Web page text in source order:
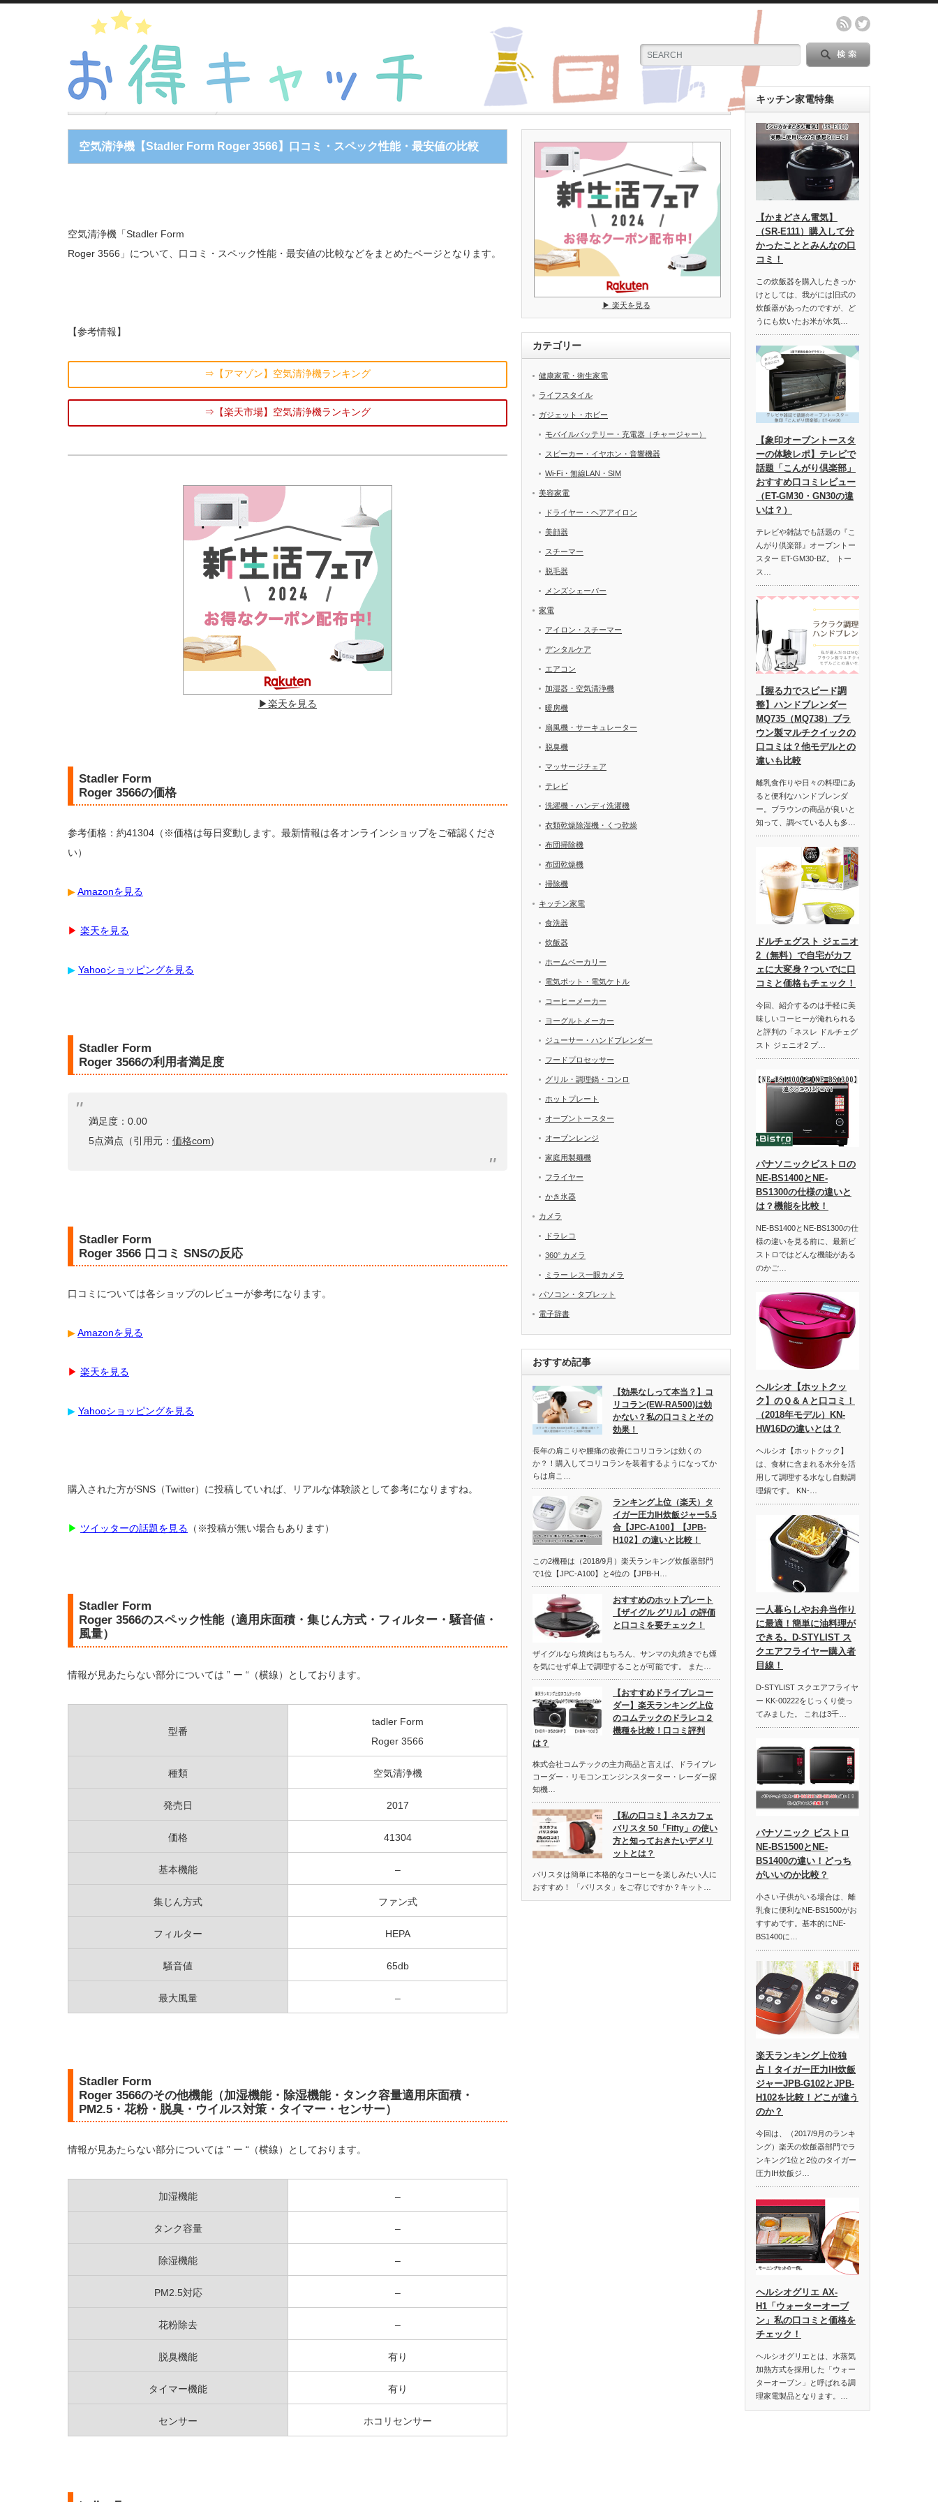
加湿器・空気清浄機 空気清浄機【Stadler Form Roger 3566】口コミ・スペック性能・最安値の比較
空気清浄機【Stadler Form Roger 3566】口コミ・スペック性能・最安値の比較
空気清浄機「Stadler Form
Roger 3566」について、口コミ・スペック性能・最安値の比較などをまとめたページとなります。
【参考情報】
⇒【アマゾン】空気清浄機ランキング
⇒【楽天市場】空気清浄機ランキング
▶︎楽天を見る
Stadler Form
Roger 3566の価格
参考価格：約41304（※価格は毎日変動します。最新情報は各オンラインショップをご確認くださ
い）
▶︎Amazonを見る
▶︎ 楽天を見る
▶︎ Yahooショッピングを見る
Stadler Form
Roger 3566の利用者満足度
満足度：0.00
5点満点（引用元： 価格com)
Stadler Form
Roger 3566 口コミ SNSの反応
口コミについては各ショップのレビューが参考になります。
▶︎Amazonを見る
▶︎ 楽天を見る
▶︎ Yahooショッピングを見る
購入された方がSNS（Twitter）に投稿していれば、リアルな体験談として参考になりますね。
▶︎ ツイッターの話題を見る （※投稿が無い場合もあります）
Stadler Form
Roger 3566のスペック性能（適用床面積・集じん方式・フィルター・騒音値・
風量）
情報が見あたらない部分については ” ー “（横線）としております。
型番
tadler Form
Roger 3566
種類 空気清浄機
発売日 2017
価格 41304
基本機能 –
集じん方式 ファン式
フィルター HEPA
騒音値 65db
最大風量 –
Stadler Form
Roger 3566のその他機能（加湿機能・除湿機能・タンク容量適用床面積・
PM2.5・花粉・脱臭・ウイルス対策・タイマー・センサー）
情報が見あたらない部分については ” ー “（横線）としております。
加湿機能 –
タンク容量 –
除湿機能 –
PM2.5対応 –
花粉除去 –
脱臭機能 有り
タイマー機能 有り
センサー ホコリセンサー
▶︎ 楽天を見る
カテゴリー
健康家電・衛生家電
ライフスタイル
ガジェット・ホビー
モバイルバッテリー・充電器（チャージャー）
スピーカー・イヤホン・音響機器
Wi-Fi・無線LAN・SIM
美容家電
ドライヤー・ヘアアイロン
美顔器
スチーマー
脱毛器
メンズシェーバー
家電
アイロン・スチーマー
デンタルケア
エアコン
加湿器・空気清浄機
暖房機
扇風機・サーキュレーター
脱臭機
マッサージチェア
テレビ
洗濯機・ハンディ洗濯機
衣類乾燥除湿機・くつ乾燥
布団掃除機
布団乾燥機
掃除機
キッチン家電
食洗器
炊飯器
ホームベーカリー
電気ポット・電気ケトル
コーヒーメーカー
ヨーグルトメーカー
ジューサー・ハンドブレンダー
フードプロセッサー
グリル・調理鍋・コンロ
ホットプレート
オーブントースター
オーブンレンジ
家庭用製麺機
フライヤー
かき氷器
カメラ
ドラレコ
360° カメラ
ミラー レス一眼カメラ
パソコン・タブレット
電子辞書
おすすめ記事
【効果なしって本当？】コ
リコラン(EW-RA500)は効
かない？私の口コミとその
効果！
長年の肩こりや腰痛の改善にコリコランは効くの
か？！購入してコリコランを装着するようになってか
らは肩こ…
ランキング上位（楽天）タ
イガー圧力IH炊飯ジャー5.5
合【JPC-A100】【JPB-
H102】の違いと比較！
この2機種は（2018/9月）楽天ランキング炊飯器部門
で1位【JPC-A100】と4位の【JPB-H…
おすすめのホットプレート
【ザイグル グリル】の評価
と口コミを要チェック！
ザイグルなら焼肉はもちろん、サンマの丸焼きでも煙
を気にせず卓上で調理することが可能です。 また…
【おすすめドライブレコー
ダー】楽天ランキング上位
のコムテックのドラレコ２
機種を比較！口コミ評判
は？
株式会社コムテックの主力商品と言えば、ドライブレ
コーダー・リモコンエンジンスターター・レーダー探
知機…
【私の口コミ】ネスカフェ
バリスタ 50「Fifty」の使い
方と知っておきたいデメリ
ットとは？
バリスタは簡単に本格的なコーヒーを楽しみたい人に
おすすめ！ 「バリスタ」をご存じですか？キット…
キッチン家電特集
【かまどさん電気】
（SR-E111）購入して分
かったこととみんなの口
コミ！
この炊飯器を購入したきっか
けとしては、我がには旧式の
炊飯器があったのですが、ど
うにも炊いたお米が水気…
【象印オーブントースタ
ーの体験レポ】テレビで
話題「こんがり倶楽部」
おすすめ口コミレビュー
（ET-GM30・GN30の違
いは？）
テレビや雑誌でも話題の『こ
んがり倶楽部』オーブントー
スター ET-GM30-BZ。 トー
ス…
【握る力でスピード調
整】ハンドブレンダー
MQ735（MQ738）ブラ
ウン製マルチクイックの
口コミは？他モデルとの
違いも比較
離乳食作りや日々の料理にあ
ると便利なハンドブレンダ
ー。ブラウンの商品が良いと
知って、調べている人も多…
ドルチェグスト ジェニオ
2（無料）で自宅がカフ
ェに大変身？ついでに口
コミと価格もチェック！
今回、紹介するのは手軽に美
味しいコーヒーが淹れられる
と評判の「ネスレ ドルチェグ
スト ジェニオ2 プ…
パナソニックビストロの
NE-BS1400とNE-
BS1300の仕様の違いと
は？機能を比較！
NE-BS1400とNE-BS1300の仕
様の違いを見る前に、最新ビ
ストロではどんな機能がある
のかご…
ヘルシオ【ホットクッ
ク】のＱ＆Ａと口コミ！
（2018年モデル）KN-
HW16Dの違いとは？
ヘルシオ【ホットクック】
は、食材に含まれる水分を活
用して調理する水なし自動調
理鍋です。 KN-…
一人暮らしやお弁当作り
に最適！簡単に油料理が
できる。D-STYLIST ス
クエアフライヤー購入者
目線！
D-STYLIST スクエアフライヤ
ー KK-00222をじっくり使っ
てみました。 これは3千…
パナソニック ビストロ
NE-BS1500とNE-
BS1400の違い！どっち
がいいのか比較？
小さい子供がいる場合は、離
乳食に便利なNE-BS1500がお
すすめです。基本的にNE-
BS1400に…
楽天ランキング上位独
占！タイガー圧力IH炊飯
ジャーJPB-G102とJPB-
H102を比較！どこが違う
のか？
今回は、（2017/9月のランキ
ング）楽天の炊飯器部門でラ
ンキング1位と2位のタイガー
圧力IH炊飯ジ…
ヘルシオグリエ AX-
H1「ウォーターオーブ
ン」私の口コミと価格を
チェック！
ヘルシオグリエとは、水蒸気
加熱方式を採用した「ウォー
ターオーブン」と呼ばれる調
理家電製品となります。…